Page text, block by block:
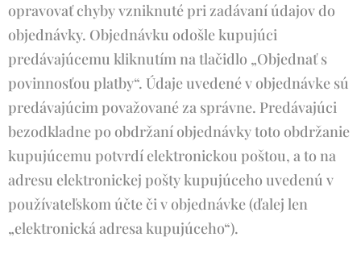
opravovať chyby vzniknuté pri zadávaní údajov do
objednávky. Objednávku odošle kupujúci
predávajúcemu kliknutím na tlačidlo „Objednať s
povinnosťou platby“. Údaje uvedené v objednávke sú
predávajúcim považované za správne. Predávajúci
bezodkladne po obdržaní objednávky toto obdržanie
kupujúcemu potvrdí elektronickou poštou, a to na
adresu elektronickej pošty kupujúceho uvedenú v
používateľskom účte či v objednávke (ďalej len
„elektronická adresa kupujúceho“).